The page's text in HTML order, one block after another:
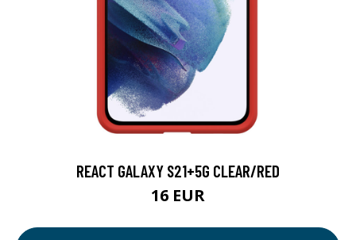
REACT GALAXY S21+5G CLEAR/RED
16 EUR